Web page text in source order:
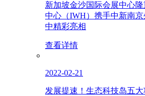
新加坡金沙国际会展中心
中心（IWH）携手中新南
中精彩亮相
查看详情
2022-02-21
发展提速！生态科技岛五